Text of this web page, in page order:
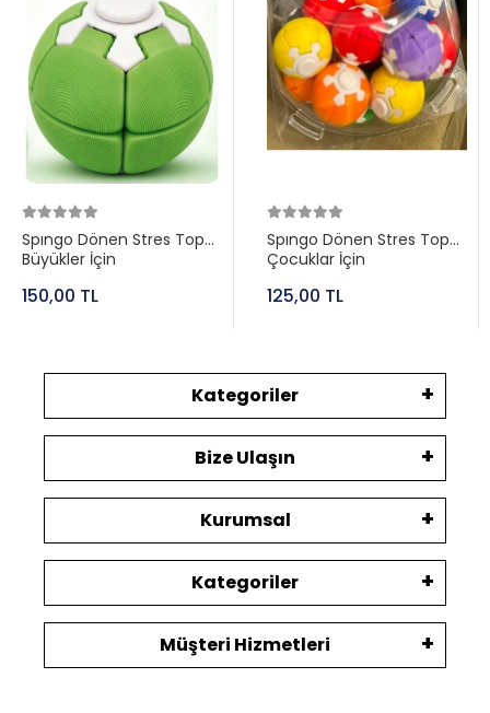
Spıngo Dönen Stres Topu
Büyükler İçin
150,00 TL
Spıngo Dönen Stres Topu
Çocuklar İçin
125,00 TL
Kategoriler
Bize Ulaşın
Kurumsal
Kategoriler
Müşteri Hizmetleri